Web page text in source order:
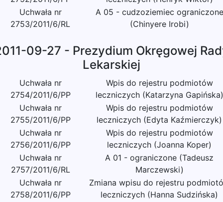
Uchwała nr
2753/2011/6/RL
A 05 - cudzoziemiec ograniczone
(Chinyere Irobi)
09-27 - Prezydium Okręgowej
Lekarskiej
Uchwała nr
2754/2011/6/PP
Wpis do rejestru podmiotów
leczniczych (Katarzyna Gapińska)
Uchwała nr
2755/2011/6/PP
Wpis do rejestru podmiotów
leczniczych (Edyta Kaźmierczyk)
Uchwała nr
2756/2011/6/PP
Wpis do rejestru podmiotów
leczniczych (Joanna Koper)
Uchwała nr
2757/2011/6/RL
A 01 - ograniczone (Tadeusz
Marczewski)
Uchwała nr
2758/2011/6/PP
Zmiana wpisu do rejestru
leczniczych (Hanna Sudzińska)